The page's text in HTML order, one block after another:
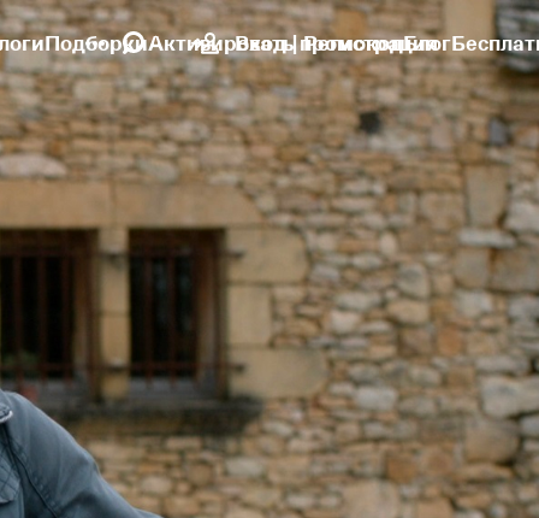
ПодборкиАктивировать промокодБлог
Вход | Регистрация